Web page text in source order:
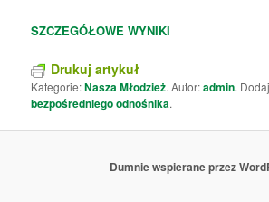
SZCZEGÓŁOWE WYNIKI
Drukuj artykuł
Kategorie:Nasza Młodzież. Autor:admin.
bezpośredniego odnośnika.
Dumnie wspierane przez